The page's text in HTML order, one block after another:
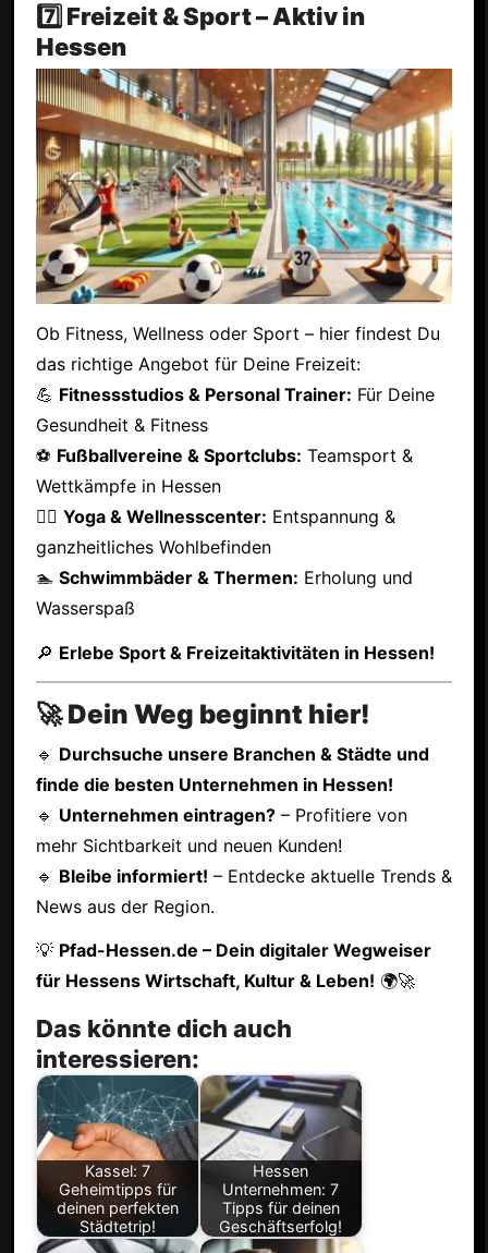
7️⃣ Freizeit & Sport – Aktiv in
Hessen
Ob Fitness, Wellness oder Sport – hier findest Du
das richtige Angebot für Deine Freizeit:
💪 Fitnessstudios & Personal Trainer: Für Deine
Gesundheit & Fitness
⚽ Fußballvereine & Sportclubs: Teamsport &
Wettkämpfe in Hessen
🧘‍♂️ Yoga & Wellnesscenter: Entspannung &
ganzheitliches Wohlbefinden
🏊 Schwimmbäder & Thermen: Erholung und
Wasserspaß
🔎 Erlebe Sport & Freizeitaktivitäten in Hessen!
🚀 Dein Weg beginnt hier!
🔹 Durchsuche unsere Branchen & Städte und
finde die besten Unternehmen in Hessen!
🔹 Unternehmen eintragen?– Profitiere von
mehr Sichtbarkeit und neuen Kunden!
🔹 Bleibe informiert! – Entdecke aktuelle Trends &
News aus der Region.
💡 Pfad-Hessen.de – Dein digitaler Wegweiser
für Hessens Wirtschaft, Kultur & Leben! 🌍🚀
Das könnte dich auch
interessieren:
Kassel: 7
Geheimtipps für
deinen perfekten
Städtetrip!
Hessen
Unternehmen: 7
Tipps für deinen
Geschäftserfolg!